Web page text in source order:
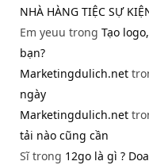
NHÀ HÀNG TIỆC SỰ
Em yeuu trong Tạo
bạn?
Marketingdulich.net
ngày
Marketingdulich.net
tải nào cũng cần
Sĩtrong 12go là gì ?